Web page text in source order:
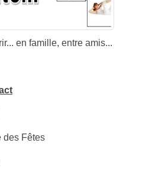
en famille, entre amis...
des Fêtes